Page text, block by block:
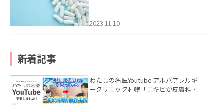
2023.11.10
新着記事
わたしの名医Youtube アルバアレルギ
ークリニック札幌「ニキビが皮膚科で